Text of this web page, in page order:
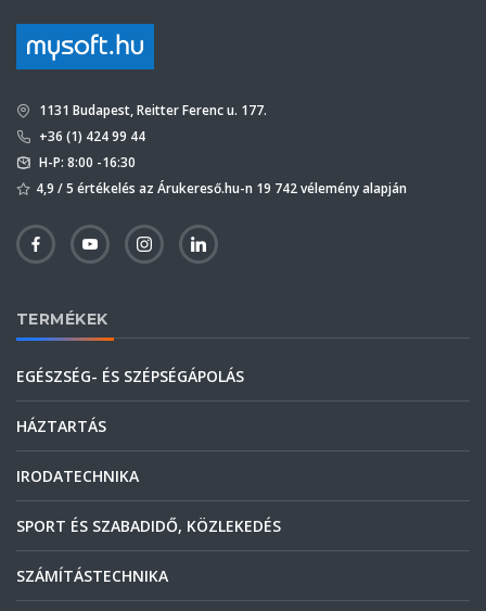
1131 Budapest, Reitter Ferenc u. 177.
+36 (1) 424 99 44
H-P: 8:00 -16:30
4,9 / 5 értékelés az Árukereső.hu-n 19 742 vélemény alapján
TERMÉKEK
EGÉSZSÉG- ÉS SZÉPSÉGÁPOLÁS
HÁZTARTÁS
IRODATECHNIKA
SPORT ÉS SZABADIDŐ, KÖZLEKEDÉS
SZÁMÍTÁSTECHNIKA